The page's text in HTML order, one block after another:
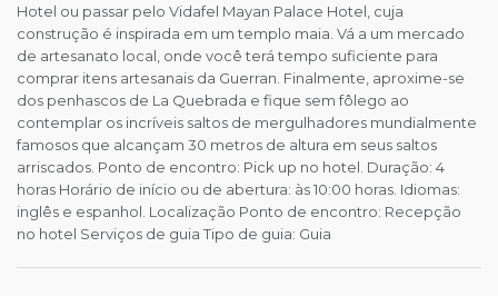
Hotel ou passar pelo Vidafel Mayan Palace Hotel, cuja
construção é inspirada em um templo maia. Vá a um mercado
de artesanato local, onde você terá tempo suficiente para
comprar itens artesanais da Guerran. Finalmente, aproxime-se
dos penhascos de La Quebrada e fique sem fôlego ao
contemplar os incríveis saltos de mergulhadores mundialmente
famosos que alcançam 30 metros de altura em seus saltos
arriscados. Ponto de encontro: Pick up no hotel. Duração: 4
horas Horário de início ou de abertura: às 10:00 horas. Idiomas:
inglês e espanhol. Localização Ponto de encontro: Recepção
no hotel Serviços de guia Tipo de guia: Guia